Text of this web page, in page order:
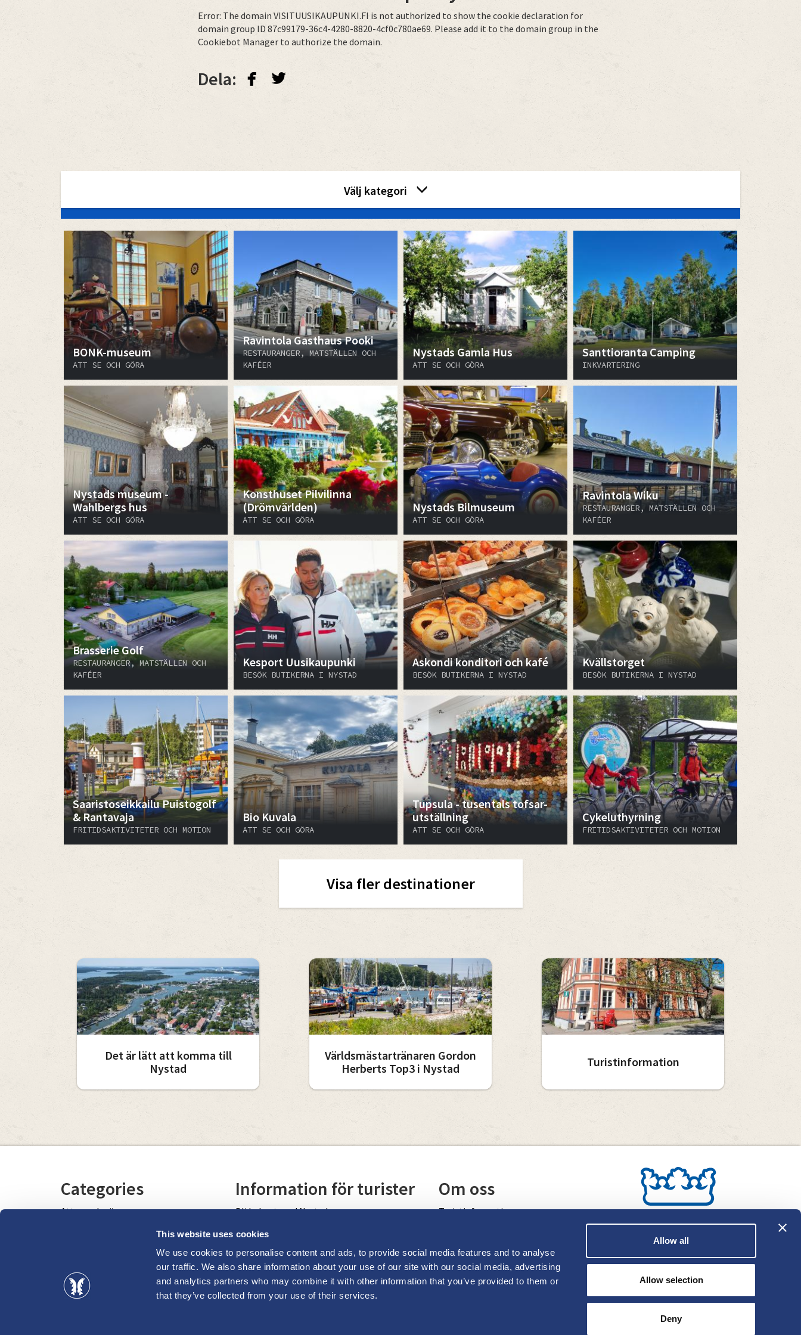
This website uses cookies
We use cookies to personalise content and ads, to provide social media features and to analyse
our traffic. We also share information about your use of our site with our social media, advertising
and analytics partners who may combine it with other information that you’ve provided to them or
that they’ve collected from your use of their services.
Allow all
Allow selection
Deny
Error: The domain VISITUUSIKAUPUNKI.FI is not authorized to show the cookie declaration for
domain group ID 87c99179-36c4-4280-8820-4cf0c780ae69. Please add it to the domain group in the
Cookiebot Manager to authorize the domain.
Dela: facebook twitterbird
menu
2
Välj kategori
BONK-museum
ATT SE OCH GÖRA
Ravintola Gasthaus Pooki
RESTAURANGER, MATSTÄLLEN OCH
KAFÉER
Nystads Gamla Hus
ATT SE OCH GÖRA
Santtioranta Camping
INKVARTERING
Nystads museum -
Wahlbergs hus
ATT SE OCH GÖRA
Konsthuset Pilvilinna
(Drömvärlden)
ATT SE OCH GÖRA
Nystads Bilmuseum
ATT SE OCH GÖRA
Ravintola Wiku
RESTAURANGER, MATSTÄLLEN OCH
KAFÉER
Brasserie Golf
RESTAURANGER, MATSTÄLLEN OCH
KAFÉER
Kesport Uusikaupunki
BESÖK BUTIKERNA I NYSTAD
Askondi konditori och kafé
BESÖK BUTIKERNA I NYSTAD
Kvällstorget
BESÖK BUTIKERNA I NYSTAD
Saaristoseikkailu Puistogolf
& Rantavaja
FRITIDSAKTIVITETER OCH MOTION
Bio Kuvala
ATT SE OCH GÖRA
Tupsula - tusentals tofsar-
utställning
ATT SE OCH GÖRA
Cykeluthyrning
FRITIDSAKTIVITETER OCH MOTION
Visa fler destinationer
Det är lätt att komma till
Nystad
Världsmästartränaren Gordon
Herberts Top3 i Nystad
Turistinformation
Categories
Att se och göra
Fritidsaktiviteter och motion
Besök butikerna i Nystad
Inkvartering
Information för turister
Bli bekant med Nystad
Om oss
Turistinformation
Länkar
Staden Uusikaupunki